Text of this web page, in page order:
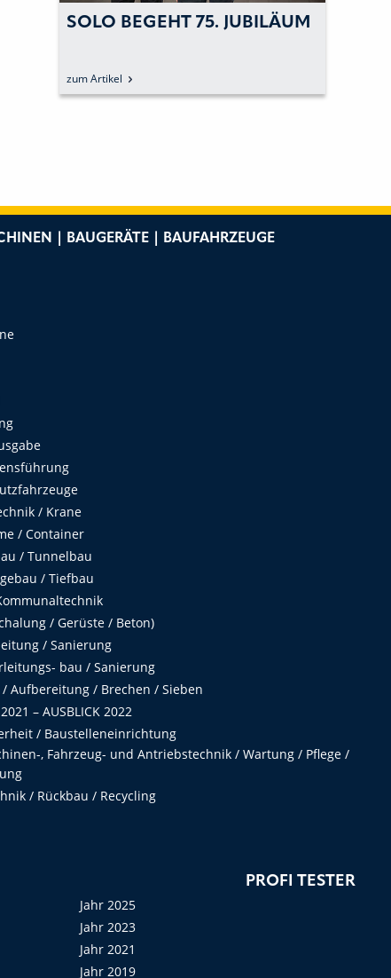
SOLO BEGEHT 75. JUBILÄUM
zum Artikel
| BAUGERÄTE | BAUFAHRZEUGE
/ Krane
/ Container
/ Tunnelbau
/ Tiefbau
/ Gerüste / Beton)
/ Sanierung
bau / Sanierung
Aufbereitung / Brechen / Sieben
– AUSBLICK 2022
/ Baustelleneinrichtung
, Fahrzeug- und Antriebstechnik / Wartung / Pflege /
/ Rückbau / Recycling
Jahr 2025
Jahr 2023
Jahr 2021
Jahr 2019
PROFI TESTER